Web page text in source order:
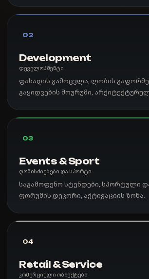
02
Development
დეველოპმენტი
ფასადის გამოცვლა, ლობის
გაყიდვების შოურუმი,
03
Events & Sport
ღონისძიებები და სპორტი
საგამოფენო სტენდები, სპორტული
ფორუმის დეკორი, აქტივაციის ზონა.
04
Retail & Service
კომერციული ობიექტები